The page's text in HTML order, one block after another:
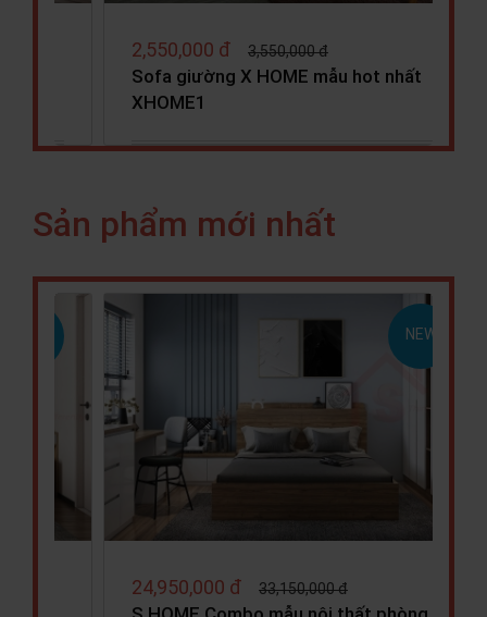
3,750,000 đ 3,980,000 đ
Sofa Mliving X HOME Ha Noi SF6801
Sản phẩm mới nhất
NEW
27,990,000 đ 31,050,000 đ